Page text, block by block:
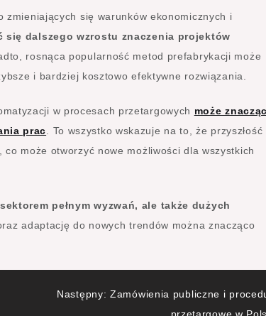
się warunków ekonomicznych i
dalszego wzrostu znaczenia projektów
rosnąca popularność metod prefabrykacji może
i bardziej kosztowo efektywne rozwiązania.
w procesach przetargowych może
prac . To wszystko wskazuje na to, że przyszłość
może otworzyć nowe możliwości dla wszystkich
pełnym wyzwań, ale także dużych
adaptację do nowych trendów można znacząco
Następny: Zamówienia publiczne i
przetargowe w